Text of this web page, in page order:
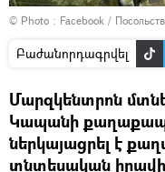
© Photo : Facebook /
Բաժանորդագրվել
Մարզկենտրոն
Կապանի
ներկայացրել է
տնտեսական